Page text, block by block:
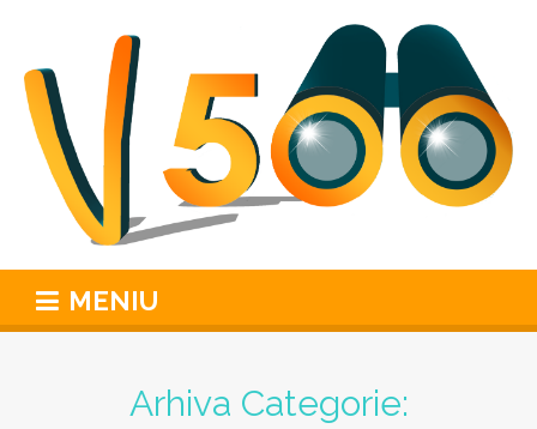
MENIU
Arhiva Categorie: